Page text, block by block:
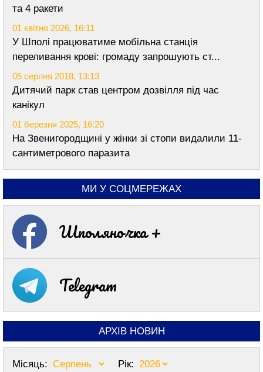
та 4 ракети
01 квітня 2026, 16:11
У Шполі працюватиме мобільна станція
переливання крові: громаду запрошують ст...
05 серпня 2018, 13:13
Дитячий парк став центром дозвілля під час
канікул
01 березня 2025, 16:20
На Звенигородщині у жінки зі стопи видалили 11-
сантиметрового паразита
МИ У СОЦМЕРЕЖАХ
Шполяночка +
Telegram
АРХІВ НОВИН
Місяць: Рік: